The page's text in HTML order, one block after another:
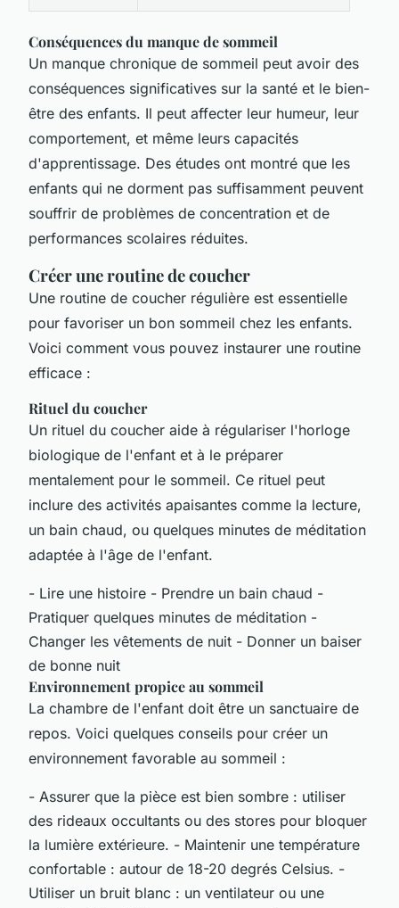
Conséquences du manque de sommeil
Un manque chronique de sommeil peut avoir des
conséquences significatives sur la santé et le bien-
être des enfants. Il peut affecter leur humeur, leur
comportement, et même leurs capacités
d'apprentissage. Des études ont montré que les
enfants qui ne dorment pas suffisamment peuvent
souffrir de problèmes de concentration et de
performances scolaires réduites.
Créer une routine de coucher
Une routine de coucher régulière est essentielle
pour favoriser un bon sommeil chez les enfants.
Voici comment vous pouvez instaurer une routine
efficace :
Rituel du coucher
Un rituel du coucher aide à régulariser l'horloge
biologique de l'enfant et à le préparer
mentalement pour le sommeil. Ce rituel peut
inclure des activités apaisantes comme la lecture,
un bain chaud, ou quelques minutes de méditation
adaptée à l'âge de l'enfant.
- Lire une histoire - Prendre un bain chaud -
Pratiquer quelques minutes de méditation -
Changer les vêtements de nuit - Donner un baiser
de bonne nuit
Environnement propice au sommeil
La chambre de l'enfant doit être un sanctuaire de
repos. Voici quelques conseils pour créer un
environnement favorable au sommeil :
- Assurer que la pièce est bien sombre : utiliser
des rideaux occultants ou des stores pour bloquer
la lumière extérieure. - Maintenir une température
confortable : autour de 18-20 degrés Celsius. -
Utiliser un bruit blanc : un ventilateur ou une